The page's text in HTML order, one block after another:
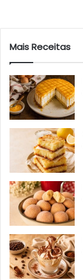
Mais Receitas